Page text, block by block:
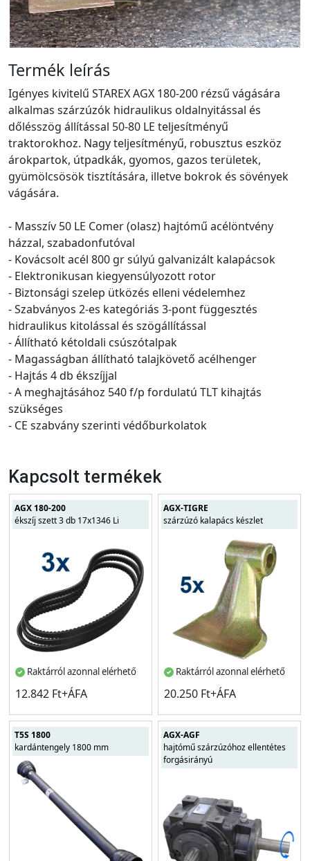
Termék leírás
Igényes kivitelű STAREX AGX 180-200 rézsű vágására
alkalmas szárzúzók hidraulikus oldalnyitással és
dőlésszög állítással 50-80 LE teljesítményű
traktorokhoz. Nagy teljesítményű, robusztus eszköz
árokpartok, útpadkák, gyomos, gazos területek,
gyümölcsösök tisztítására, illetve bokrok és sövények
vágására.
- Masszív 50 LE Comer (olasz) hajtómű acélöntvény
házzal, szabadonfutóval
- Kovácsolt acél 800 gr súlyú galvanizált kalapácsok
- Elektronikusan kiegyensúlyozott rotor
- Biztonsági szelep ütközés elleni védelemhez
- Szabványos 2-es kategóriás 3-pont függesztés
hidraulikus kitolással és szögállítással
- Állítható kétoldali csúszótalpak
- Magasságban állítható talajkövető acélhenger
- Hajtás 4 db ékszíjjal
- A meghajtásához 540 f/p fordulatú TLT kihajtás
szükséges
- CE szabvány szerinti védőburkolatok
Kapcsolt termékek
AGX 180-200
ékszíj szett 3 db 17x1346 Li
Raktárról azonnal elérhető
12.842 Ft+ÁFA
AGX-TIGRE
szárzúzó kalapács készlet
Raktárról azonnal elérhető
20.250 Ft+ÁFA
T5S 1800
kardántengely 1800 mm
AGX-AGF
hajtómű szárzúzóhoz ellentétes
forgásirányú